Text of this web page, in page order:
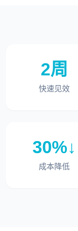
2周
快速见效
30%↓
成本降低